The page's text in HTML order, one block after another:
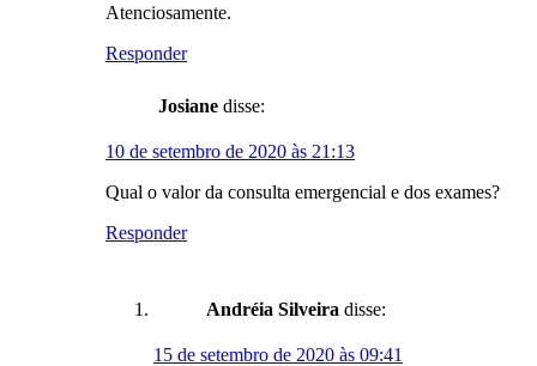
Atenciosamente.
Responder
Josiane disse:
10 de setembro de 2020 às 21:13
Qual o valor da consulta emergencial e dos exames?
Responder
Andréia Silveira disse:
15 de setembro de 2020 às 09:41